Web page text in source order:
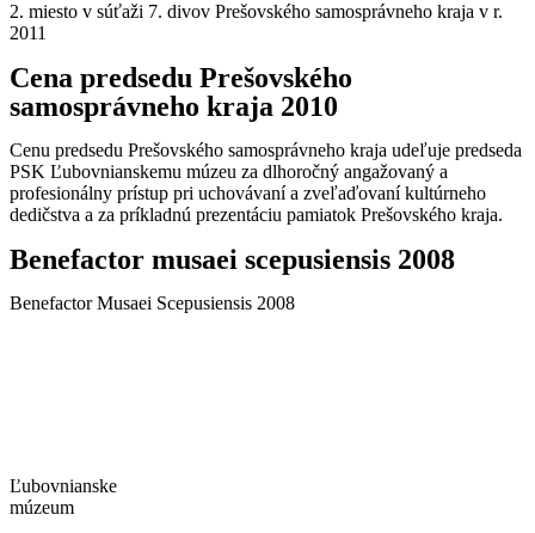
2. miesto v súťaži 7. divov Prešovského samosprávneho kraja v r.
2011
Cena predsedu Prešovského
samosprávneho kraja 2010
Cenu predsedu Prešovského samosprávneho kraja udeľuje predseda
PSK Ľubovnianskemu múzeu za dlhoročný angažovaný a
profesionálny prístup pri uchovávaní a zveľaďovaní kultúrneho
dedičstva a za príkladnú prezentáciu pamiatok Prešovského kraja.
Benefactor musaei scepusiensis 2008
Benefactor Musaei Scepusiensis 2008
Ľubovnianske
múzeum